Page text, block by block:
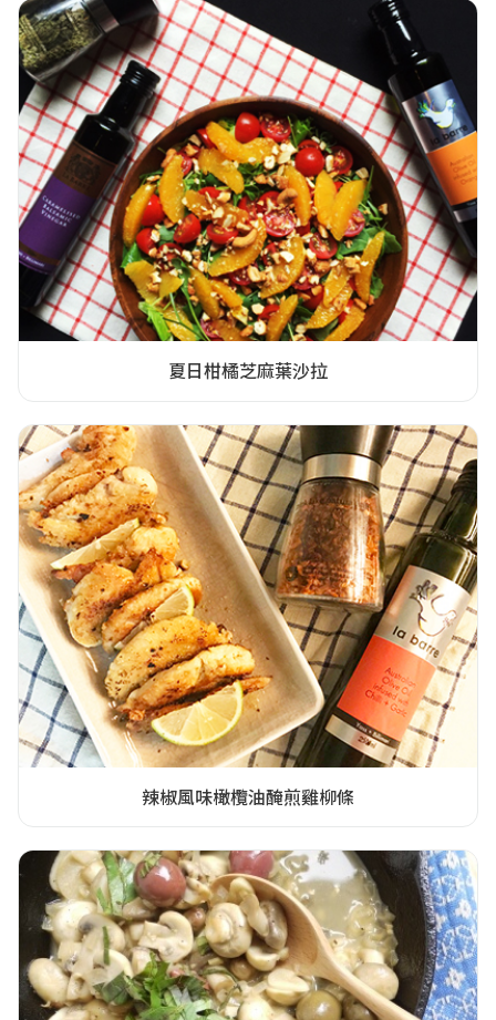
夏日柑橘芝麻葉沙拉
辣椒風味橄欖油醃煎雞柳條